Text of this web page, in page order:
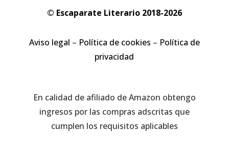
© Escaparate Literario 2018-2026
Aviso legal – Política de cookies – Política de
privacidad
En calidad de afiliado de Amazon obtengo
ingresos por las compras adscritas que
cumplen los requisitos aplicables